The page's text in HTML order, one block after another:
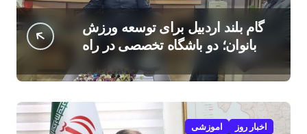
گام بلند اردبیل برای توسعه ورزش
بانوان؛ دو باشگاه تخصصی در راه
است
اخبار روز اموزشی